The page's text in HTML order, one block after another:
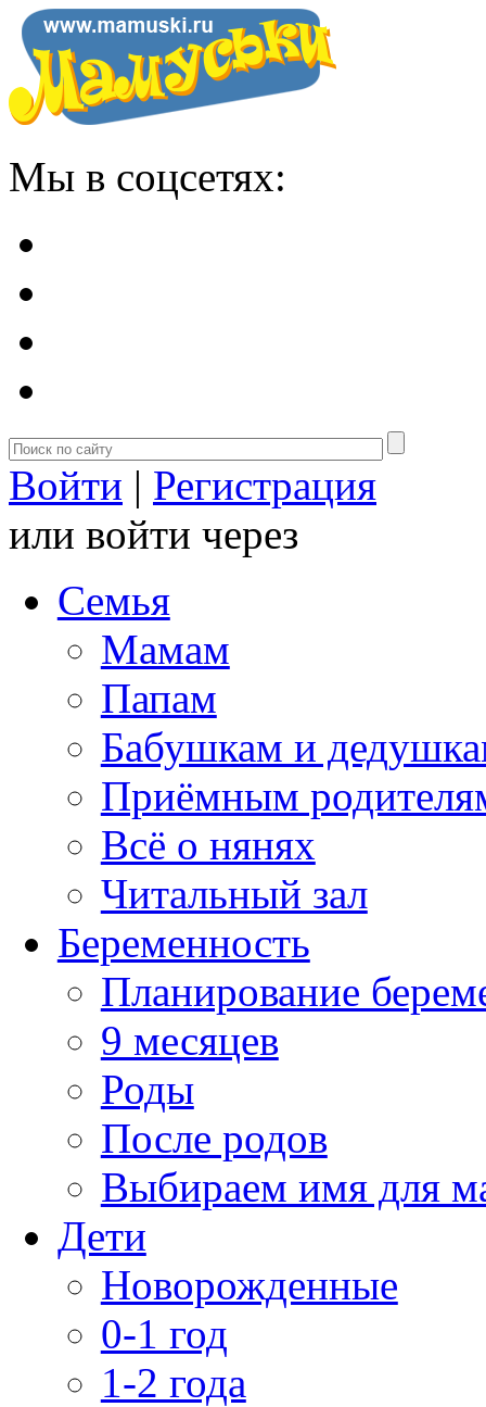
Мы в соцсетях:
Войти | Регистрация
или войти через
Семья
Мамам
Папам
Бабушкам и
Приёмным
Всё о нянях
Читальный зал
Беременность
Планирование
9 месяцев
Роды
После родов
Выбираем имя для
Дети
Новорожденные
0-1 год
1-2 года